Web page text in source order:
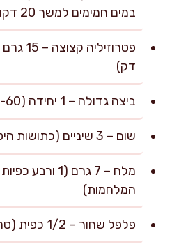
במים חמימים למשך 20 דקות ומסנן היטב)
דק)
ביצה גדולה – 1 יחידה (55-60 גרם)
שום – 3 שיניים (כתושות היטב למרקם משחתי)
מלח – 7 גרם (1
המלחמות)
פלפל שחור – 1/2 כפית (טחון טרי מומלץ)